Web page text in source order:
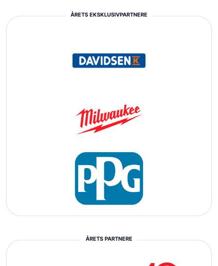
ÅRETS EKSKLUSIVPARTNERE
ÅRETS PARTNERE